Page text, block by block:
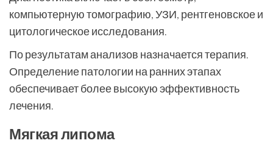
компьютерную томографию, УЗИ, рентгеновское и
цитологическое исследования.
По результатам анализов назначается терапия.
Определение патологии на ранних этапах
обеспечивает более высокую эффективность
лечения.
Мягкая липома